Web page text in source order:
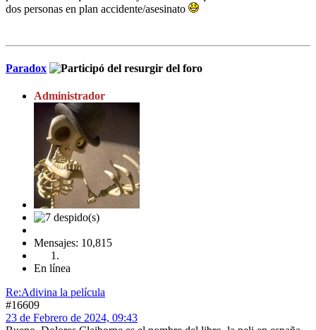
dos personas en plan accidente/asesinato
Paradox
Administrador